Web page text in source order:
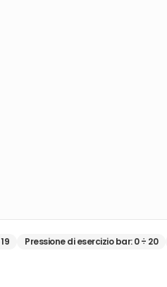
19 Pressione di esercizio bar:0 ÷ 20